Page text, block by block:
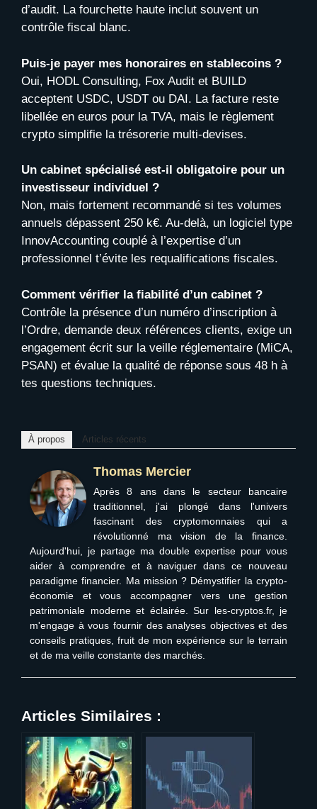
d’audit. La fourchette haute inclut souvent un
contrôle fiscal blanc.
Puis-je payer mes honoraires en stablecoins ?
Oui, HODL Consulting, Fox Audit et BUILD
acceptent USDC, USDT ou DAI. La facture reste
libellée en euros pour la TVA, mais le règlement
crypto simplifie la trésorerie multi-devises.
Un cabinet spécialisé est-il obligatoire pour un
investisseur individuel ?
Non, mais fortement recommandé si tes volumes
annuels dépassent 250 k€. Au-delà, un logiciel type
InnovAccounting couplé à l’expertise d’un
professionnel t’évite les requalifications fiscales.
Comment vérifier la fiabilité d’un cabinet ?
Contrôle la présence d’un numéro d’inscription à
l’Ordre, demande deux références clients, exige un
engagement écrit sur la veille réglementaire (MiCA,
PSAN) et évalue la qualité de réponse sous 48 h à
tes questions techniques.
À propos Articles récents
Thomas Mercier
Après 8 ans dans le secteur bancaire
traditionnel, j'ai plongé dans l'univers
fascinant des cryptomonnaies qui a
révolutionné ma vision de la finance.
Aujourd'hui, je partage ma double expertise pour vous
aider à comprendre et à naviguer dans ce nouveau
paradigme financier. Ma mission ? Démystifier la crypto-
économie et vous accompagner vers une gestion
patrimoniale moderne et éclairée. Sur les-cryptos.fr, je
m'engage à vous fournir des analyses objectives et des
conseils pratiques, fruit de mon expérience sur le terrain
et de ma veille constante des marchés.
Articles Similaires :